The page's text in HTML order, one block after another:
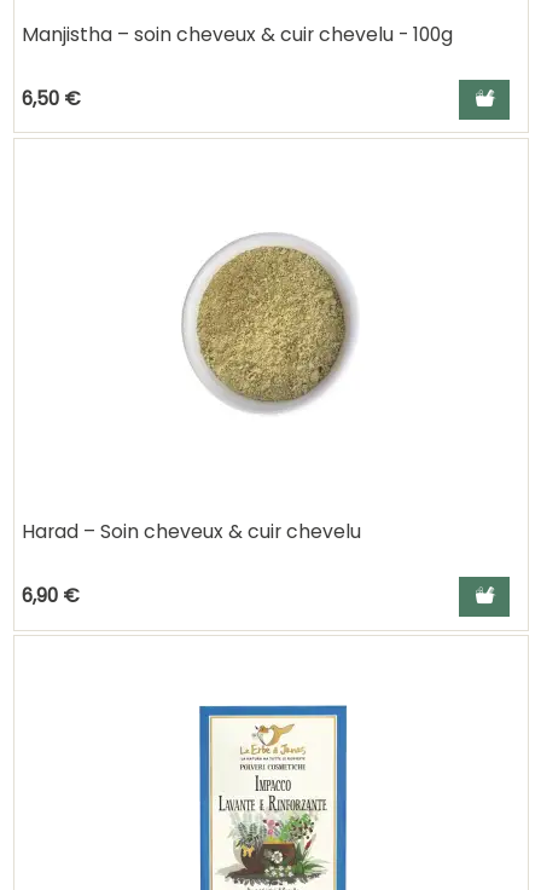
Manjistha – soin cheveux & cuir chevelu - 100g
6,50 € Ajouter
Harad – Soin cheveux & cuir chevelu
6,90 € Ajouter